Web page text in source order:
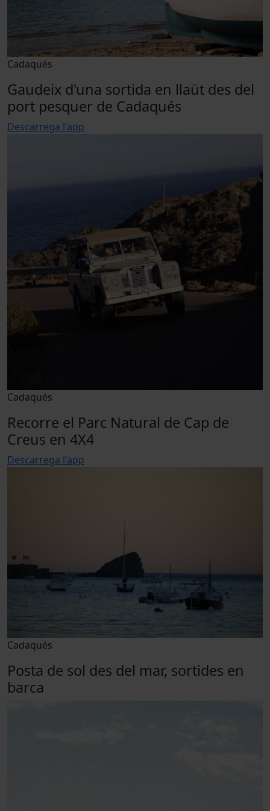
Cadaqués
Gaudeix d'una sortida en llaüt des del
port pesquer de Cadaqués
Descarrega l'app
Cadaqués
Recorre el Parc Natural de Cap de
Creus en 4X4
Descarrega l'app
Cadaqués
Posta de sol des del mar, sortides en
barca